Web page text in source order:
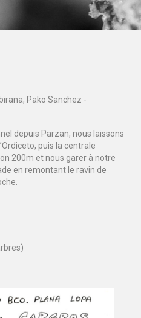
Pako Sanchez -
depuis Parzan, nous laissons
puis la centrale
200m et nous garer à notre
en remontant le ravin de